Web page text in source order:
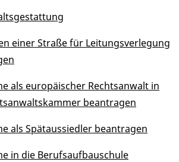
einer Straße für Leitungsverlegung
als europäischer Rechtsanwalt in
beantragen
als Spätaussiedler beantragen
in die Berufsaufbauschule